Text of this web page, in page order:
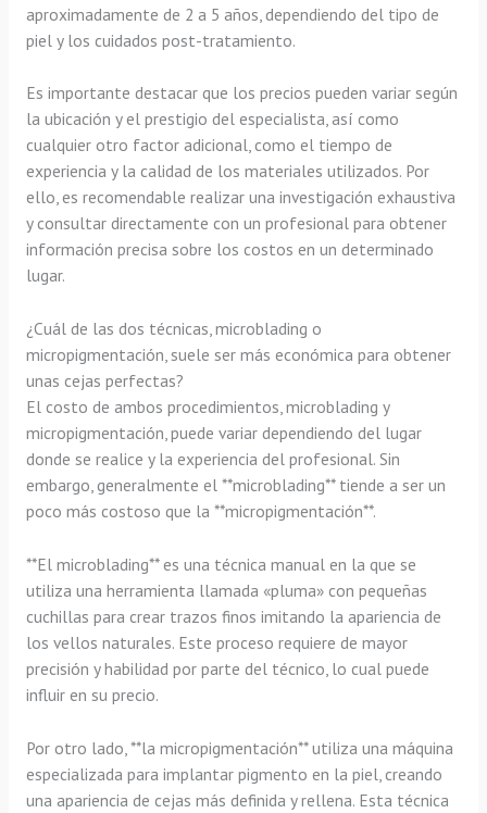
aproximadamente de 2 a 5 años, dependiendo del tipo de
piel y los cuidados post-tratamiento.
Es importante destacar que los precios pueden variar según
la ubicación y el prestigio del especialista, así como
cualquier otro factor adicional, como el tiempo de
experiencia y la calidad de los materiales utilizados. Por
ello, es recomendable realizar una investigación exhaustiva
y consultar directamente con un profesional para obtener
información precisa sobre los costos en un determinado
lugar.
¿Cuál de las dos técnicas, microblading o
micropigmentación, suele ser más económica para obtener
unas cejas perfectas?
El costo de ambos procedimientos, microblading y
micropigmentación, puede variar dependiendo del lugar
donde se realice y la experiencia del profesional. Sin
embargo, generalmente el **microblading** tiende a ser un
poco más costoso que la **micropigmentación**.
**El microblading** es una técnica manual en la que se
utiliza una herramienta llamada «pluma» con pequeñas
cuchillas para crear trazos finos imitando la apariencia de
los vellos naturales. Este proceso requiere de mayor
precisión y habilidad por parte del técnico, lo cual puede
influir en su precio.
Por otro lado, **la micropigmentación** utiliza una máquina
especializada para implantar pigmento en la piel, creando
una apariencia de cejas más definida y rellena. Esta técnica